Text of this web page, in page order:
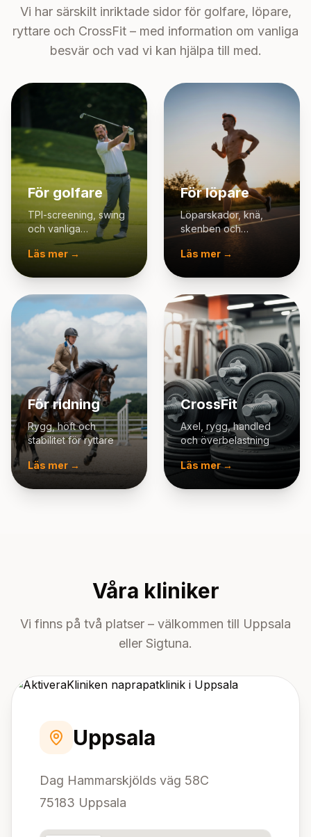
Vi har särskilt inriktade sidor för golfare, löpare,
ryttare och CrossFit – med information om vanliga
besvär och vad vi kan hjälpa till med.
För golfare
TPI-screening, swing
och vanliga
golfbesvär
Läs mer →
För löpare
Löparskador, knä,
skenben och
återhämtning
Läs mer →
För ridning
Rygg, höft och
stabilitet för ryttare
Läs mer →
CrossFit
Axel, rygg, handled
och överbelastning
Läs mer →
Våra kliniker
Vi finns på två platser – välkommen till Uppsala
eller Sigtuna.
Uppsala
Dag Hammarskjölds väg 58C
75183 Uppsala